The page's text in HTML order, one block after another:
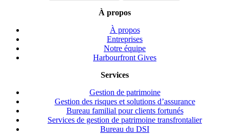
À propos
À propos
Entreprises
Notre équipe
Harbourfront Gives
Services
Gestion de patrimoine
Gestion des risques et solutions d’assurance
Bureau familial pour clients fortunés
Services de gestion de patrimoine transfrontalier
Bureau du DSI